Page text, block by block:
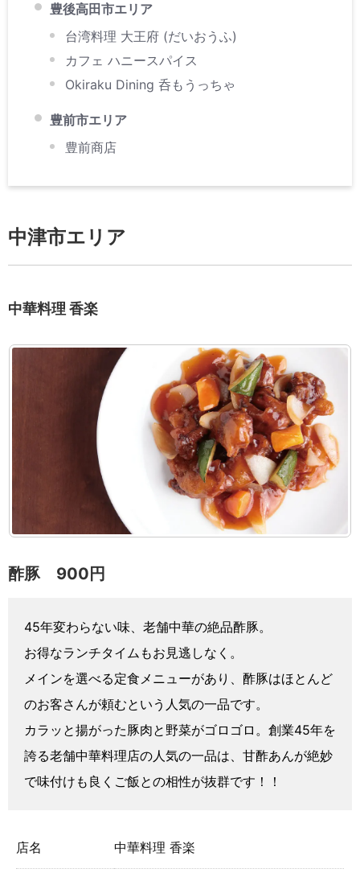
豊後高田市エリア
台湾料理 大王府 (だいおうふ)
カフェ ハニースパイス
Okiraku Dining 呑もうっちゃ
豊前市エリア
豊前商店
中津市エリア
中華料理 香楽
酢豚 900円
45年変わらない味、老舗中華の絶品酢豚。
お得なランチタイムもお見逃しなく。
メインを選べる定食メニューがあり、酢豚はほとんど
のお客さんが頼むという人気の一品です。
カラッと揚がった豚肉と野菜がゴロゴロ。創業45年を
誇る老舗中華料理店の人気の一品は、甘酢あんが絶妙
で味付けも良くご飯との相性が抜群です！！
店名 中華料理 香楽